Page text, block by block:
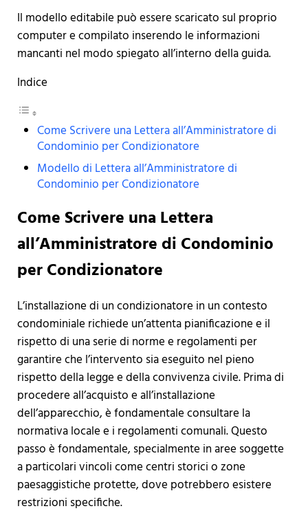
Il modello editabile può essere scaricato sul proprio
computer e compilato inserendo le informazioni
mancanti nel modo spiegato all’interno della guida.
Indice
Come Scrivere una Lettera all’Amministratore di
Condominio per Condizionatore
Modello di Lettera all’Amministratore di
Condominio per Condizionatore
Come Scrivere una Lettera
all’Amministratore di Condominio
per Condizionatore
L’installazione di un condizionatore in un contesto
condominiale richiede un’attenta pianificazione e il
rispetto di una serie di norme e regolamenti per
garantire che l’intervento sia eseguito nel pieno
rispetto della legge e della convivenza civile. Prima di
procedere all’acquisto e all’installazione
dell’apparecchio, è fondamentale consultare la
normativa locale e i regolamenti comunali. Questo
passo è fondamentale, specialmente in aree soggette
a particolari vincoli come centri storici o zone
paesaggistiche protette, dove potrebbero esistere
restrizioni specifiche.